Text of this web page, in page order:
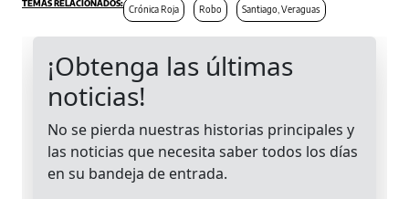
Crónica Roja Robo Santiago, Veraguas